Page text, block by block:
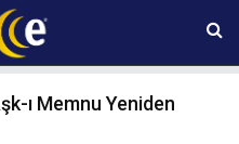
10:51
ı Memnu Yeniden